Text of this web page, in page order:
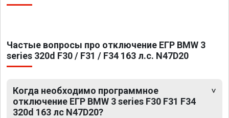
Частые вопросы про отключение ЕГР BMW 3
series 320d F30 / F31 / F34 163 л.с. N47D20
Когда необходимо программное
отключение ЕГР BMW 3 series F30 F31 F34
320d 163 лс N47D20?